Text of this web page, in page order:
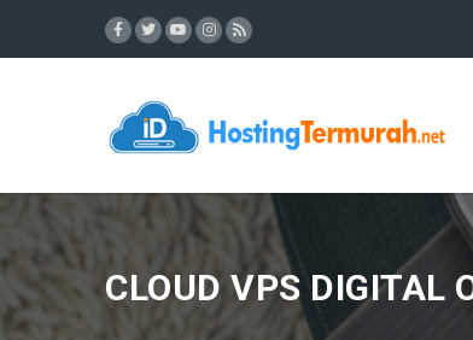
CLOUD VPS DIGITAL